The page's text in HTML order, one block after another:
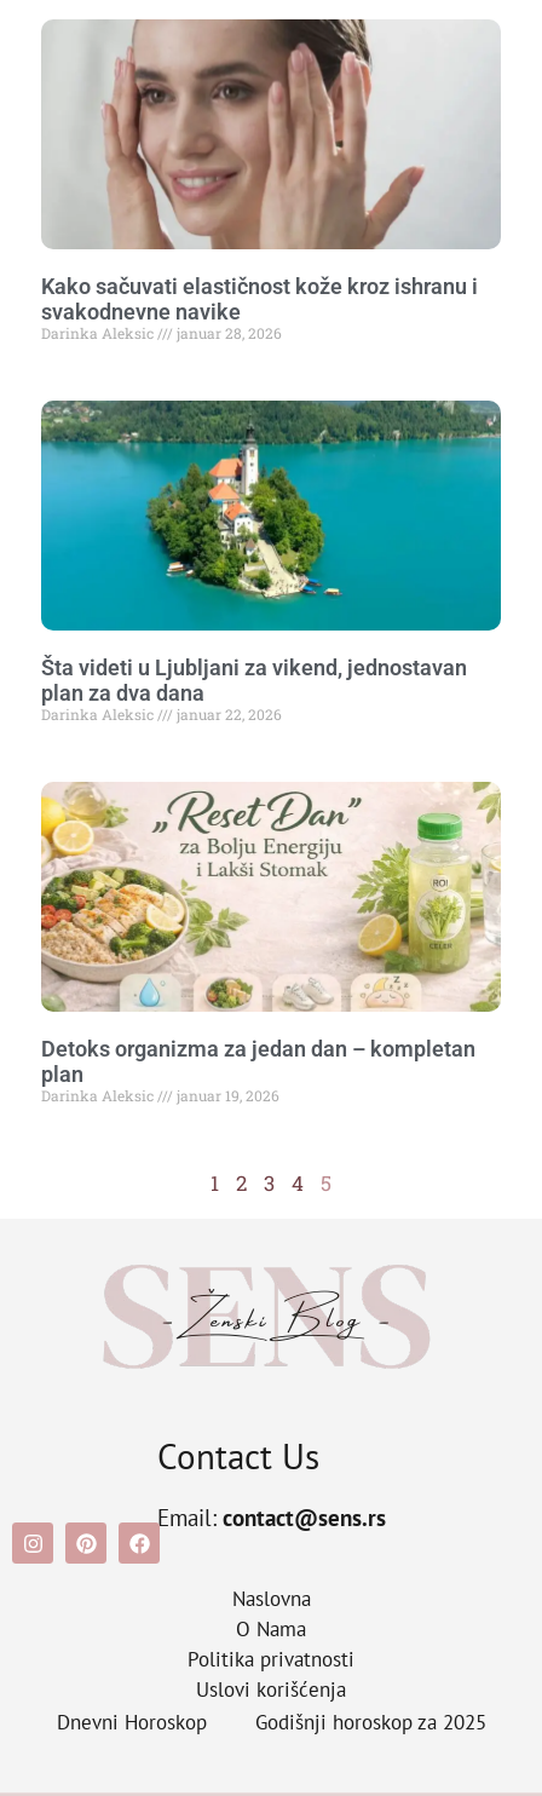
Kako sačuvati elastičnost kože kroz ishranu i
svakodnevne navike
Darinka Aleksic januar 28, 2026
Šta videti u Ljubljani za vikend, jednostavan
plan za dva dana
Darinka Aleksic januar 22, 2026
Detoks organizma za jedan dan – kompletan
plan
Darinka Aleksic januar 19, 2026
1 2 3 4 5
Contact Us
Email: contact@sens.rs
Naslovna
O Nama
Politika privatnosti
Uslovi korišćenja
Dnevni Horoskop
Godišnji horoskop za 2025